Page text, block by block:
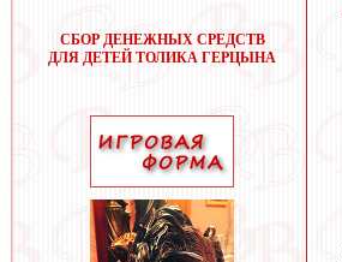
СБОР ДЕНЕЖНЫХ СРЕДСТВ
ДЛЯ ДЕТЕЙ ТОЛИКА ГЕРЦЫНА